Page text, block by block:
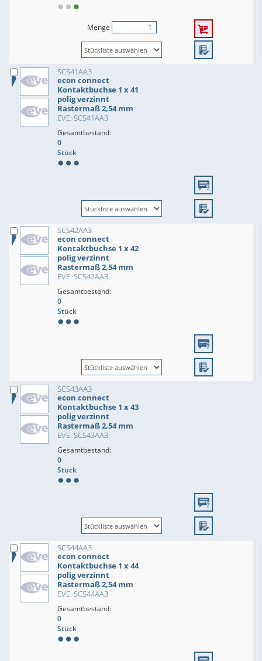
Menge
SCS41AA3
econ connect
Kontaktbuchse 1 x 41
polig verzinnt
Rastermaß 2,54 mm
EVE: SCS41AA3
Gesamtbestand:
0
Stück
SCS42AA3
econ connect
Kontaktbuchse 1 x 42
polig verzinnt
Rastermaß 2,54 mm
EVE: SCS42AA3
Gesamtbestand:
0
Stück
SCS43AA3
econ connect
Kontaktbuchse 1 x 43
polig verzinnt
Rastermaß 2,54 mm
EVE: SCS43AA3
Gesamtbestand:
0
Stück
SCS44AA3
econ connect
Kontaktbuchse 1 x 44
polig verzinnt
Rastermaß 2,54 mm
EVE: SCS44AA3
Gesamtbestand:
0
Stück